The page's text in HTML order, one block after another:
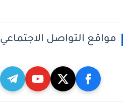
مواقع التواصل الاجتماعي